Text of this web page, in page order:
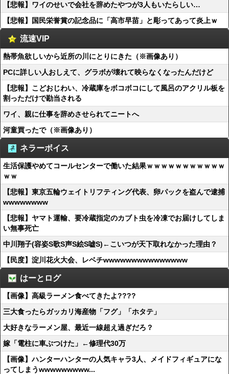
【悲報】ワイのせいで会社を辞めたやつが3人もいたらしい…
【悲報】国民栄誉賞の記念品に「高市早苗」と彫ってあって炎上ｗ
流速VIP
熱帯魚欲しいから近所の川にとりにきた（※画像あり）
PCに詳しい人おしえて、グラボが壊れて映らなくなったんだけど
【悲報】こどおじわい、冷蔵庫をボコボコにして風呂のアクリル板を
割っただけで勘当される
ワイ、親に仕事を辞めさせられてニートへ
河童買ったで（※画像あり）
ネラーボイス
生活保護やめてコールセンターで働いた結果ｗｗｗｗｗｗｗｗｗｗｗ
ｗｗ
【悲報】東京五輪ウェイトリフティング代表、卵パックを盗んで逮捕
wwwwwwww
【悲報】ヤマト運輸、要冷蔵指定のカブト虫を冷凍でお届けしてしま
い無事死亡
中川翔子(容姿S歌S声S絵S嘘S)←こいつが天下取れなかった理由？
【民度】淀川花火大会、レベチwwwwwwwwwwwwwww
はーとログ
【画像】高級ラーメン食べてきたよ????
三大食ったらガッカリ海産物「フグ」「ホタテ」
大好きなラーメン屋、最近一線超え過ぎだろ？
嫁「電柱に車ぶつけた」←修理代30万
【画像】ハンターハンターの人気キャラ3人、メイドフィギュアにな
ってしまうwwwwwwwww...